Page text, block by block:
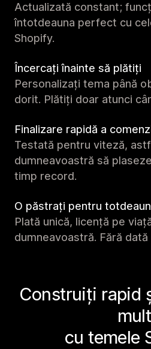
Actualizată constant;
întotdeauna perfect cu
Shopify.
Încercați înainte să plătiți
Personalizați tema până
dorit. Plătiți doar atunci
Finalizare rapidă a
Testată pentru viteză,
dumneavoastră să
timp record.
O păstrați pentru
Plată unică, licență pe
dumneavoastră. Fără
Construiți rapid
mult
cu temele